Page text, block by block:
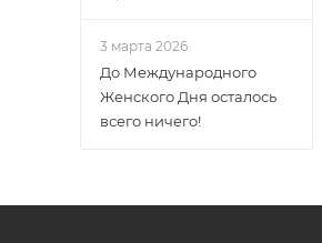
3 марта 2026
До Международного
Женского Дня осталось
всего ничего!